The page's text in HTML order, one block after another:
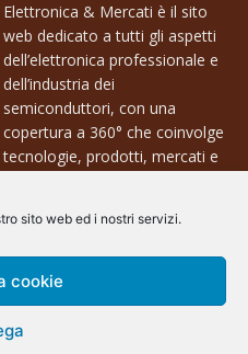
sito web ed i nostri servizi.
cookie
Elettronica & Mercati è il sito
web dedicato a tutti gli aspetti
dell’elettronica professionale e
dell’industria dei
semiconduttori, con una
copertura a 360° che coinvolge
tecnologie, prodotti, mercati e
Contatti:
info@arscommunication.it